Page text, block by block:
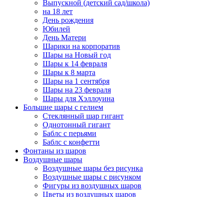
Выпускной (детский сад/школа)
на 18 лет
День рождения
Юбилей
День Матери
Шарики на корпоратив
Шары на Новый год
Шары к 14 февраля
Шары к 8 марта
Шары на 1 сентября
Шары на 23 февраля
Шары для Хэллоуина
Большие шары с гелием
Стеклянный шар гигант
Однотонный гигант
Баблс с перьями
Баблс с конфетти
Фонтаны из шаров
Воздушные шары
Воздушные шары без рисунка
Воздушные шары с рисунком
Фигуры из воздушных шаров
Цветы из воздушных шаров